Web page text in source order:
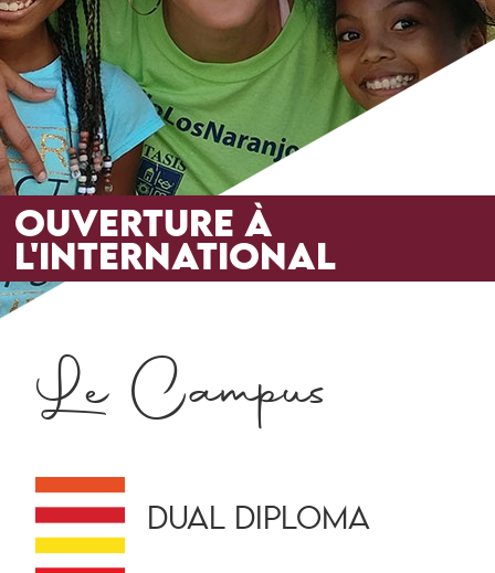
OUVERTURE À
L'INTERNATIONAL
Le Campus
DUAL DIPLOMA